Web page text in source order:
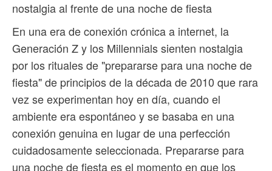
nostalgia al frente de una noche de fiesta
En una era de conexión crónica a internet, la
Generación Z y los Millennials sienten nostalgia
por los rituales de "prepararse para una noche de
fiesta" de principios de la década de 2010 que rara
vez se experimentan hoy en día, cuando el
ambiente era espontáneo y se basaba en una
conexión genuina en lugar de una perfección
cuidadosamente seleccionada. Prepararse para
una noche de fiesta es el momento en que los